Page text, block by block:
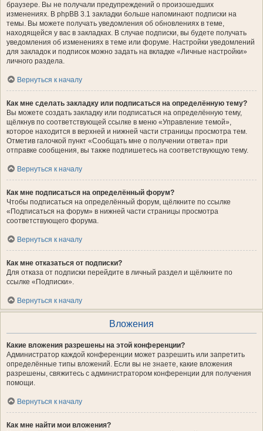
браузере. Вы не получали предупреждений о произошедших
изменениях. В phpBB 3.1 закладки больше напоминают подписки на
темы. Вы можете получать уведомления об обновлениях в теме,
находящейся у вас в закладках. В случае подписки, вы будете получать
уведомления об изменениях в теме или форуме. Настройки уведомлений
для закладок и подписок можно задать на вкладке «Личные настройки»
личного раздела.
Вернуться к началу
Как мне сделать закладку или подписаться на определённую тему?
Вы можете создать закладку или подписаться на определённую тему,
щёлкнув по соответствующей ссылке в меню «Управление темой»,
которое находится в верхней и нижней части страницы просмотра тем.
Отметив галочкой пункт «Сообщать мне о получении ответа» при
отправке сообщения, вы также подпишетесь на соответствующую тему.
Вернуться к началу
Как мне подписаться на определённый форум?
Чтобы подписаться на определённый форум, щёлкните по ссылке
«Подписаться на форум» в нижней части страницы просмотра
соответствующего форума.
Вернуться к началу
Как мне отказаться от подписки?
Для отказа от подписки перейдите в личный раздел и щёлкните по
ссылке «Подписки».
Вернуться к началу
Вложения
Какие вложения разрешены на этой конференции?
Администратор каждой конференции может разрешить или запретить
определённые типы вложений. Если вы не знаете, какие вложения
разрешены, свяжитесь с администратором конференции для получения
помощи.
Вернуться к началу
Как мне найти мои вложения?